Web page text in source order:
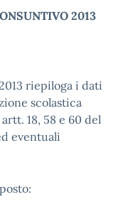
2013
riepiloga i dati
scolastica
18, 58 e 60 del
eventuali